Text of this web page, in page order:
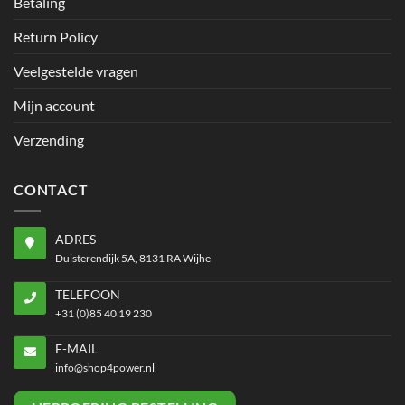
Return Policy
Veelgestelde vragen
Mijn account
Verzending
CONTACT
ADRES
Duisterendijk 5A, 8131 RA Wijhe
TELEFOON
+31 (0)85 40 19 230
E-MAIL
info@shop4power.nl